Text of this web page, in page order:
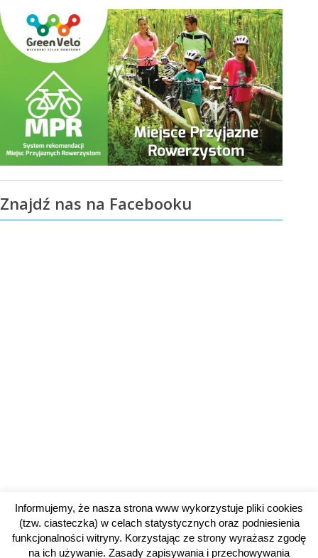
Znajdź nas na Facebooku
Informujemy, że nasza strona www wykorzystuje pliki cookies
(tzw. ciasteczka) w celach statystycznych oraz podniesienia
funkcjonalności witryny. Korzystając ze strony wyrażasz zgodę
na ich używanie. Zasady zapisywania i przechowywania